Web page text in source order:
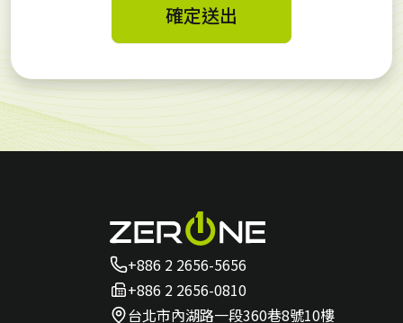
確定送出
+886 2 2656-5656
+886 2 2656-0810
台北市內湖路一段360巷8號10樓